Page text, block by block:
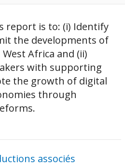
report is to: (i) Identify
the developments of
Africa and (ii)
with supporting
the growth of digital
through
associés